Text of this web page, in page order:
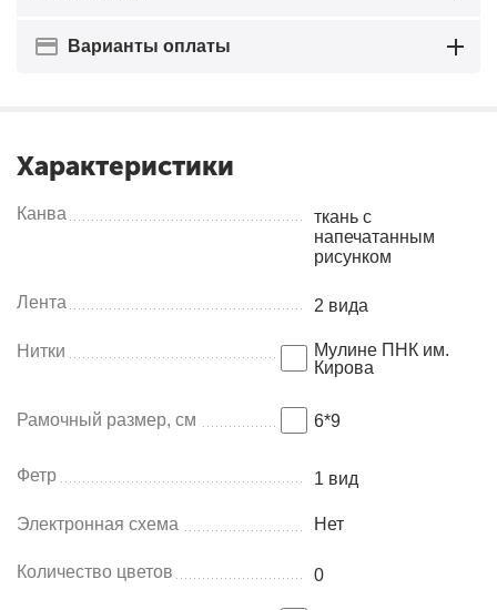
Варианты оплаты
Характеристики
Канва
ткань с
напечатанным
рисунком
Лента 2 вида
Нитки
Мулине ПНК им.
Кирова
Рамочный размер, см 6*9
Фетр 1 вид
Электронная схема Нет
Количество цветов 0